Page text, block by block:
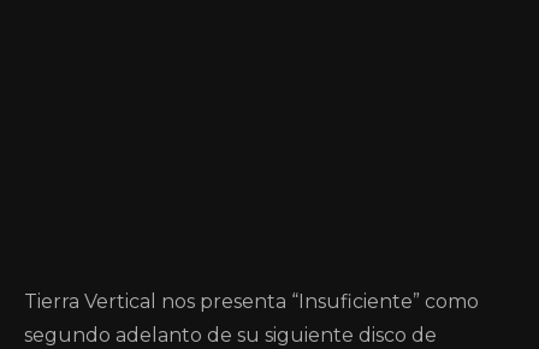
Tierra Vertical nos presenta “Insuficiente” como
segundo adelanto de su siguiente disco de